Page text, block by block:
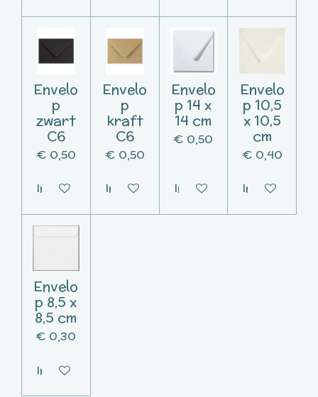
Envelo
p
zwart
C6
€ 0,50
In winkelwagen
Envelo
p
kraft
C6
€ 0,50
In winkelwagen
Envelo
p 14 x
14 cm
€ 0,50
In winkelwagen
Envelo
p 10,5
x 10,5
cm
€ 0,40
In
Envelo
p 8,5 x
8,5 cm
€ 0,30
In winkelwagen